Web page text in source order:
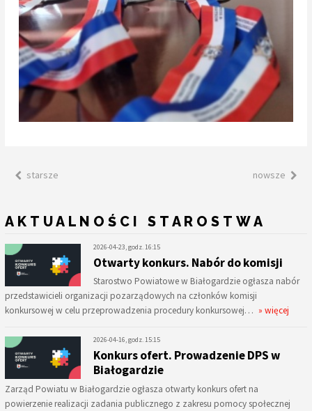
starsze nowsze
AKTUALNOŚCI STAROSTWA
2026-04-23, godz. 16:15
Otwarty konkurs. Nabór do komisji
Starostwo Powiatowe w Białogardzie ogłasza nabór
przedstawicieli organizacji pozarządowych na członków komisji
konkursowej w celu przeprowadzenia procedury konkursowej… » więcej
2026-04-16, godz. 15:15
Konkurs ofert. Prowadzenie DPS w
Białogardzie
Zarząd Powiatu w Białogardzie ogłasza otwarty konkurs ofert na
powierzenie realizacji zadania publicznego z zakresu pomocy społecznej